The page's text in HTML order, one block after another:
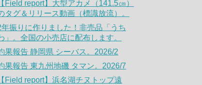
【Field report】大型アカメ（141.5㎝）
タグ＆リリース動画（標識放流）。
年振りに作りました！非売品「うち
」。全国の小売店に配布します。
果報告 静岡県 シーバス。2026/2
果報告 東九州地磯 タマン。2026/7
【Field report】浜名湖チヌトップ遠